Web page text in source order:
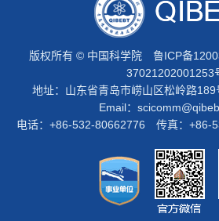
版权所有 © 中国科学院 鲁ICP备
37021202001253
地址：山东省青岛市崂山区松岭路
Email：
电话：+86-532-80662776 传真：+86-